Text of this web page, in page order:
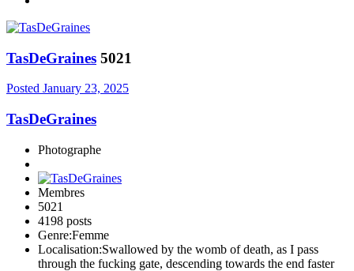
TasDeGraines 5021
Posted January 23, 2025
TasDeGraines
Photographe
Membres
5021
4198 posts
Genre:Femme
Localisation:Swallowed by the womb of death, as I pass
through the fucking gate, descending towards the end faster